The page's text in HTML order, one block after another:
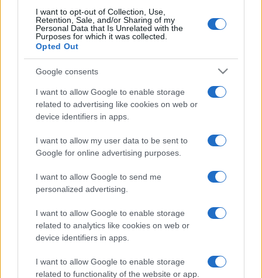
I want to opt-out of Collection, Use,
Retention, Sale, and/or Sharing of my
Personal Data that Is Unrelated with the
Purposes for which it was collected.
Opted Out
Google consents
I want to allow Google to enable storage
related to advertising like cookies on web or
device identifiers in apps.
I want to allow my user data to be sent to
Google for online advertising purposes.
I want to allow Google to send me
personalized advertising.
I want to allow Google to enable storage
related to analytics like cookies on web or
device identifiers in apps.
I want to allow Google to enable storage
related to functionality of the website or app.
Descrizione
Creato per gli amanti del mahjong dagli amanti del
Come si gioca a Holiday Mahjong
Dimensions
Holiday Mahjong Dimensions aggiunge lo spirito del
Natale al classico rompicapo; scopri un set di livelli
con alberi di Natale, luci natalizie, decorazioni e altro
ancora! Le regole del mahjong sono semplici – abbina
due tessere libere con lo stesso simbolo. Una tessera è
considerata "libera" e cliccabile solo se è scoperta e non
bloccata ai lati destro e sinistro. Devi completare tutti i